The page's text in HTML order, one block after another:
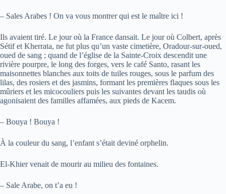
– Sales Arabes ! On va vous montrer qui est le maître ici !
Ils avaient tiré. Le jour où la France dansait. Le jour où Colbert, après
Sétif et Kherrata, ne fut plus qu’un vaste cimetière, Oradour-sur-oued,
oued de sang ; quand de l’église de la Sainte-Croix descendit une
rivière pourpre, le long des forges, vers le café Santo, rasant les
maisonnettes blanches aux toits de tuiles rouges, sous le parfum des
lilas, des rosiers et des jasmins, formant les premières flaques sous les
mûriers et les micocouliers puis les suivantes devant les taudis où
agonisaient des familles affamées, aux pieds de Kacem.
– Bouya ! Bouya !
À la couleur du sang, l’enfant s’était deviné orphelin.
El-Khier venait de mourir au milieu des fontaines.
– Sale Arabe, on t’a eu !